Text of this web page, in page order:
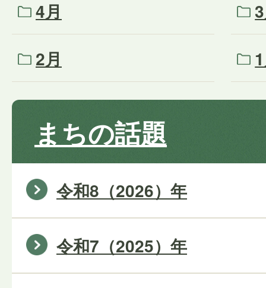
4月
2月
まちの話題
令和8（2026）年
令和7（2025）年